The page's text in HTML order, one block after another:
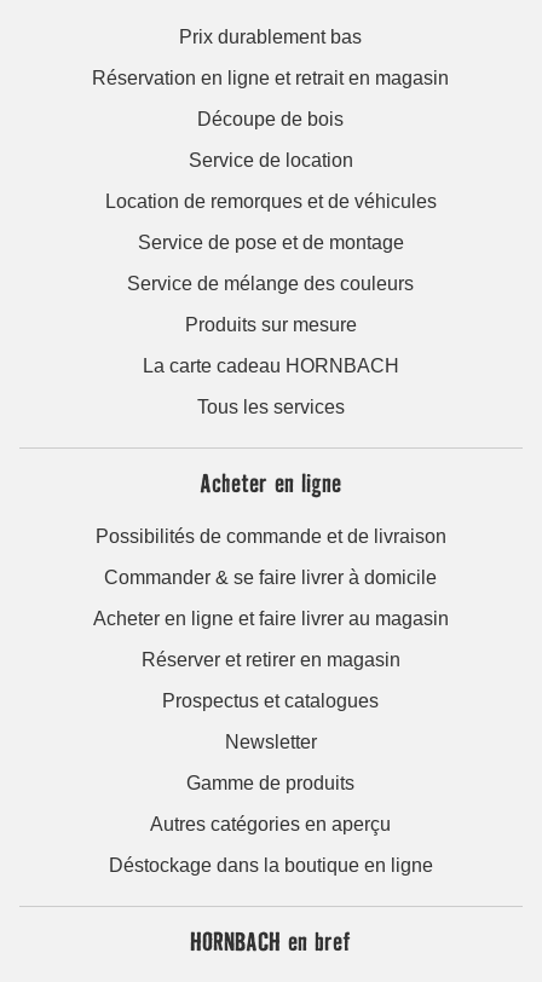
Prix durablement bas
Réservation en ligne et retrait en magasin
Découpe de bois
Service de location
Location de remorques et de véhicules
Service de pose et de montage
Service de mélange des couleurs
Produits sur mesure
La carte cadeau HORNBACH
Tous les services
Acheter en ligne
Possibilités de commande et de livraison
Commander & se faire livrer à domicile
Acheter en ligne et faire livrer au magasin
Réserver et retirer en magasin
Prospectus et catalogues
Newsletter
Gamme de produits
Autres catégories en aperçu
Déstockage dans la boutique en ligne
HORNBACH en bref